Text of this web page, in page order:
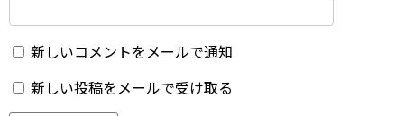
新しいコメントをメールで通知
新しい投稿をメールで受け取る